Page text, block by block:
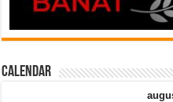
Calendar